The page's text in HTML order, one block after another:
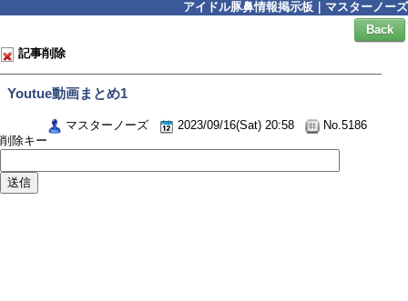
アイドル豚鼻情報掲示板｜マスターノーズ
Back
記事削除
Youtue動画まとめ1
マスターノーズ 2023/09/16(Sat) 20:58
No.5186
削除キー